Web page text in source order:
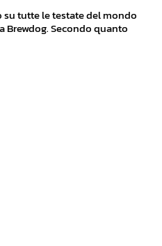
tutte le testate del mondo
Brewdog. Secondo quanto